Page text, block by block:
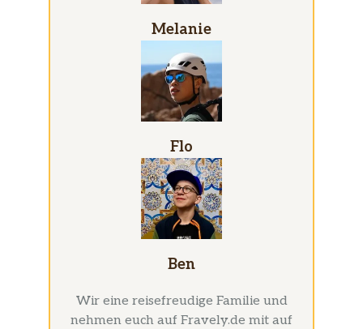
Melanie
Flo
Ben
Wir eine reisefreudige Familie und
nehmen euch auf Fravely.de mit auf